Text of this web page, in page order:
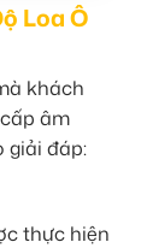
Loa Ô
khách
âm
giải đáp:
thực hiện